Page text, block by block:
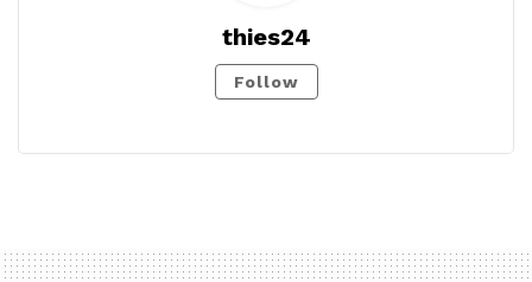
thies24
Follow